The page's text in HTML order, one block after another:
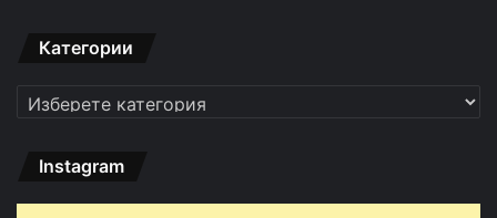
Категории
Категории
Instagram